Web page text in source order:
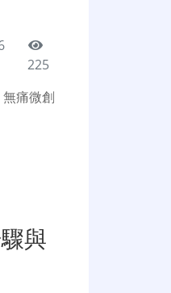
225
痛微創
與